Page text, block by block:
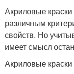
Акриловые
различным
свойств. Но
имеет смысл
Акриловые